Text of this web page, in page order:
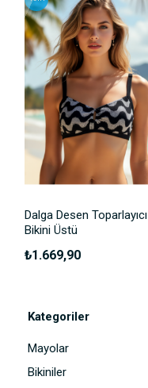
Kategoriler
Mayolar
Bikiniler
Dalga Desen Toparlayıcı
Bikini Üstü
₺1.669,90